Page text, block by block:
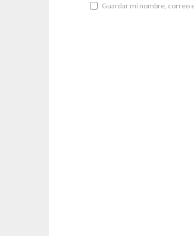
Guardar mi nombre, correo